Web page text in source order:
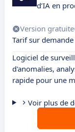
d’IA en
Version gratuite
Tarif sur demande
Logiciel de
d'anomalies,
rapide pour une
Voir plus de